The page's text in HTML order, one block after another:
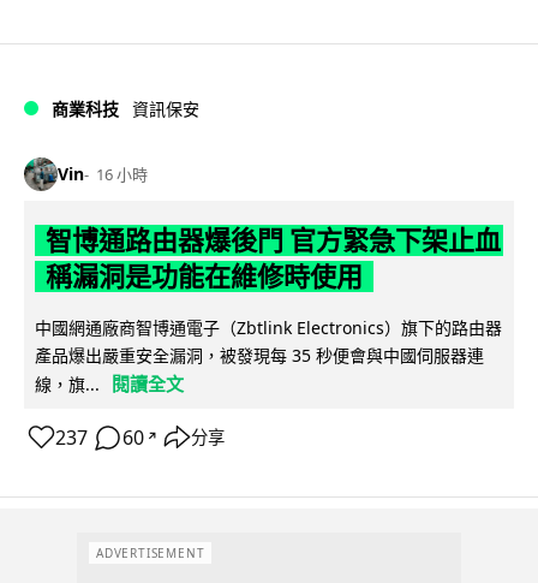
商業科技 資訊保安
Vin 16 小時
智博通路由器爆後門 官方緊急下架止血
稱漏洞是功能在維修時使用
中國網通廠商智博通電子（Zbtlink Electronics）旗下的路由器
產品爆出嚴重安全漏洞，被發現每 35 秒便會與中國伺服器連
線，旗...
閱讀全文
237 60 ↗ 分享
ADVERTISEMENT